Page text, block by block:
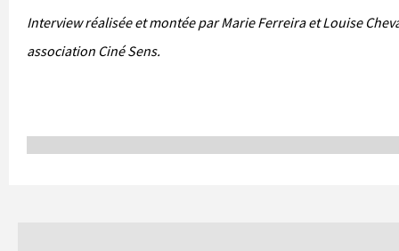
Interview réalisée et montée par Marie Ferreira et Louise
association Ciné Sens.